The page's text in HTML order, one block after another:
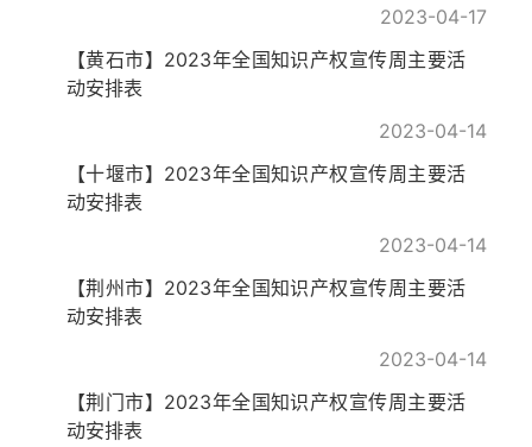
2023-04-17
【黄石市】2023年全国知识产权宣传周主要活
动安排表
2023-04-14
【十堰市】2023年全国知识产权宣传周主要活
动安排表
2023-04-14
【荆州市】2023年全国知识产权宣传周主要活
动安排表
2023-04-14
【荆门市】2023年全国知识产权宣传周主要活
动安排表